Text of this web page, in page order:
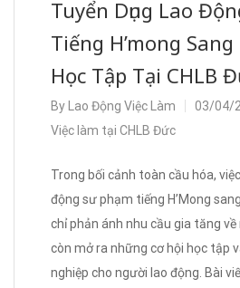
Tuyển Dụng Lao
Tiếng H’mong
Học Tập Tại CHLB
By Lao Động Việc Làm
03/04/
Việc làm tại CHLB Đức
Trong bối cảnh toàn cầu hóa,
động sư phạm tiếng H’Mong
chỉ phản ánh nhu cầu gia tăng
còn mở ra những cơ hội học tập
nghiệp cho người lao động. Bài